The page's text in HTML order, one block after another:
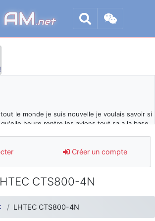
AM.net
le monde je suis nouvelle je voulais savoir si
heure rentre les avions tout sa a la base
les quelques blocages du site ces derniers
contre le spam et les bots trop nocifs
bannière
avion@,._,+ > lesquels ? je ne suis pas sûr de
Créer un compte
CTS800-4N
LHTEC CTS800-4N